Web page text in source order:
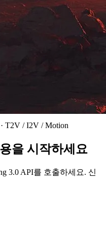
T2V / I2V / Motion
을 시작하세요
3.0 API를 호출하세요. 신